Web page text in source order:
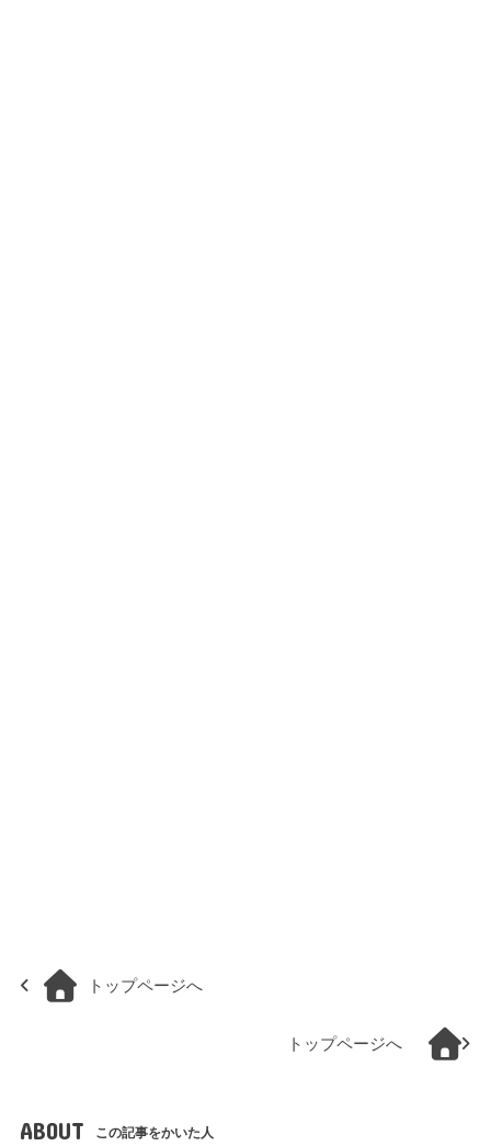
トップページへ
トップページへ
ABOUT この記事をかいた人